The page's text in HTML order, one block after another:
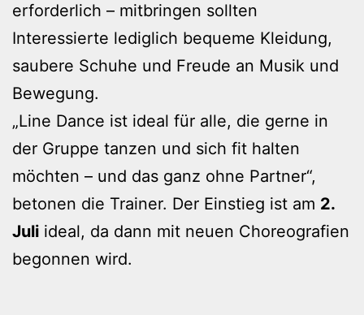
erforderlich – mitbringen sollten
Interessierte lediglich bequeme Kleidung,
saubere Schuhe und Freude an Musik und
Bewegung.
„Line Dance ist ideal für alle, die gerne in
der Gruppe tanzen und sich fit halten
möchten – und das ganz ohne Partner“,
betonen die Trainer. Der Einstieg ist am 2.
Juli ideal, da dann mit neuen Choreografien
begonnen wird.